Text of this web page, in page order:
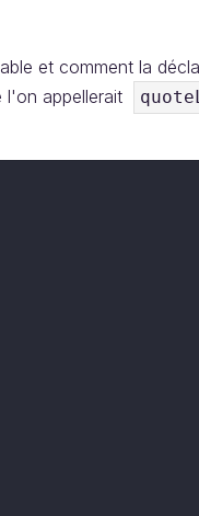
et comment la
l'on appellerait